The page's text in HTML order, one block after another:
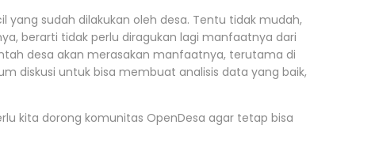
yang sudah dilakukan oleh desa. Tentu tidak mudah,
berarti tidak perlu diragukan lagi manfaatnya dari
desa akan merasakan manfaatnya, terutama di
diskusi untuk bisa membuat analisis data yang baik,
kita dorong komunitas OpenDesa agar tetap bisa